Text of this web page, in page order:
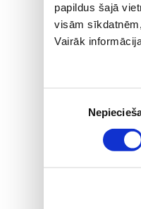
papildus šajā
visām
Vairāk